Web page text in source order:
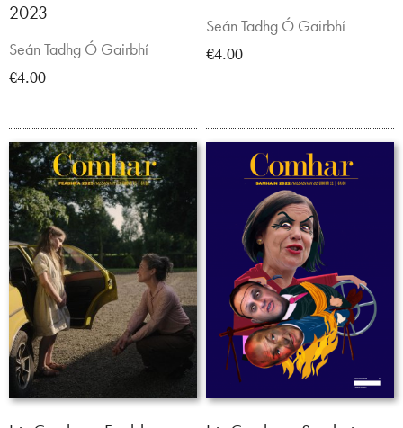
2023
Seán Tadhg Ó Gairbhí
€4.00
Seán Tadhg Ó Gairbhí
€4.00